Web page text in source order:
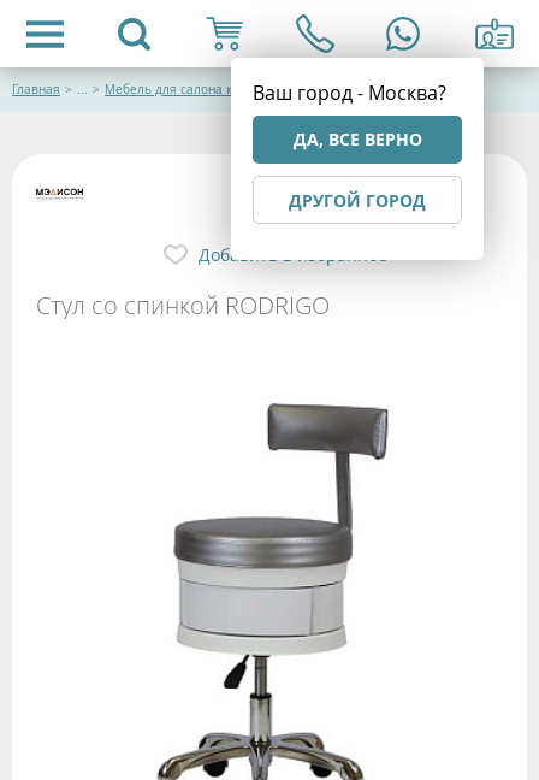
Ваш город - Москва?
ДА, ВСЕ ВЕРНО
ДРУГОЙ ГОРОД
Главная > ... > Мебель для салона красоты
Стул со спинкой RODRIGO
Добавить в избранное